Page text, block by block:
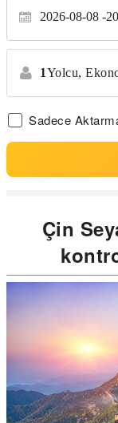
2026-08-08
1Yolcu,
Sadece
Çin